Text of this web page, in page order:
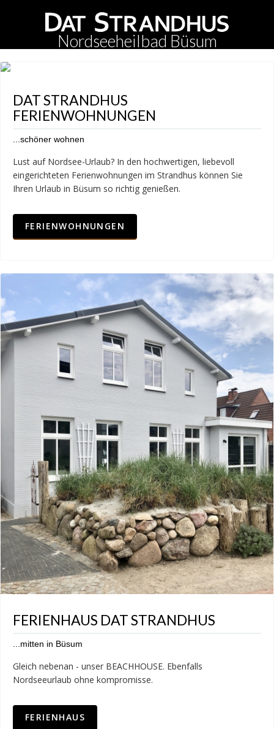
Nordseeheilbad Büsum
DAT STRANDHUS
FERIENWOHNUNGEN
...schöner wohnen
Lust auf Nordsee-Urlaub? In den hochwertigen, liebevoll
eingerichteten Ferienwohnungen im Strandhus können Sie
Ihren Urlaub in Büsum so richtig genießen.
FERIENWOHNUNGEN
FERIENHAUS DAT STRANDHUS
...mitten in Büsum
Gleich nebenan - unser BEACHHOUSE. Ebenfalls
Nordseeurlaub ohne kompromisse.
FERIENHAUS